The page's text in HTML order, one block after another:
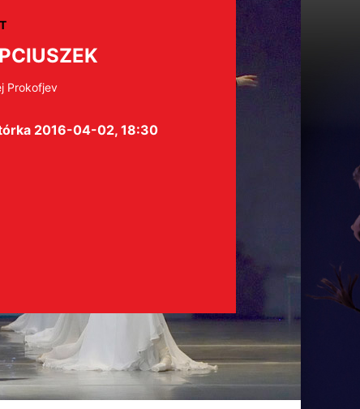
Prokofjev
2016-04-02, 18:30